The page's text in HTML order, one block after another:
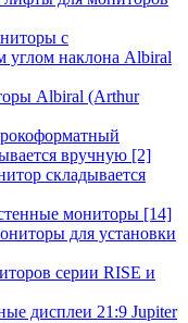
с
углом наклона Albiral
Albiral (Arthur
вручную [2]
складывается
мониторы [14]
для установки
серии RISE и
дисплеи 21:9 Jupiter